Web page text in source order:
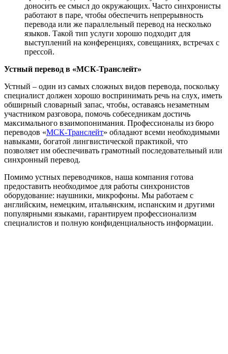
доносить ее смысл до окружающих. Часто синхронисты
работают в паре, чтобы обеспечить непрерывность
перевода или же параллельный перевод на несколько
языков. Такой тип услуги хорошо подходит для
выступлений на конференциях, совещаниях, встречах с
прессой.
Устный перевод в «МСК-Транслейт»
Устный – один из самых сложных видов перевода, поскольку
специалист должен хорошо воспринимать речь на слух, иметь
обширный словарный запас, чтобы, оставаясь незаметным
участником разговора, помочь собеседникам достичь
максимального взаимопонимания. Профессионалы из бюро
переводов «МСК-Транслейт» обладают всеми необходимыми
навыками, богатой лингвистической практикой, что
позволяет им обеспечивать грамотный последовательный или
синхронный перевод.
Помимо устных переводчиков, наша компания готова
предоставить необходимое для работы синхронистов
оборудование: наушники, микрофоны. Мы работаем с
английским, немецким, итальянским, испанским и другими
популярными языками, гарантируем профессионализм
специалистов и полную конфиденциальность информации.